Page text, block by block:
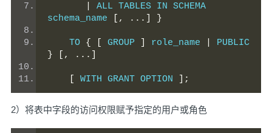
ALL TABLES IN SCHEMA
schema_name
[, ...] }
    TO
{ GROUP role_name
}
[, ...]
WITH GRANT OPTION ];
2）将表中字段的访问权限赋予指定的用户或角色